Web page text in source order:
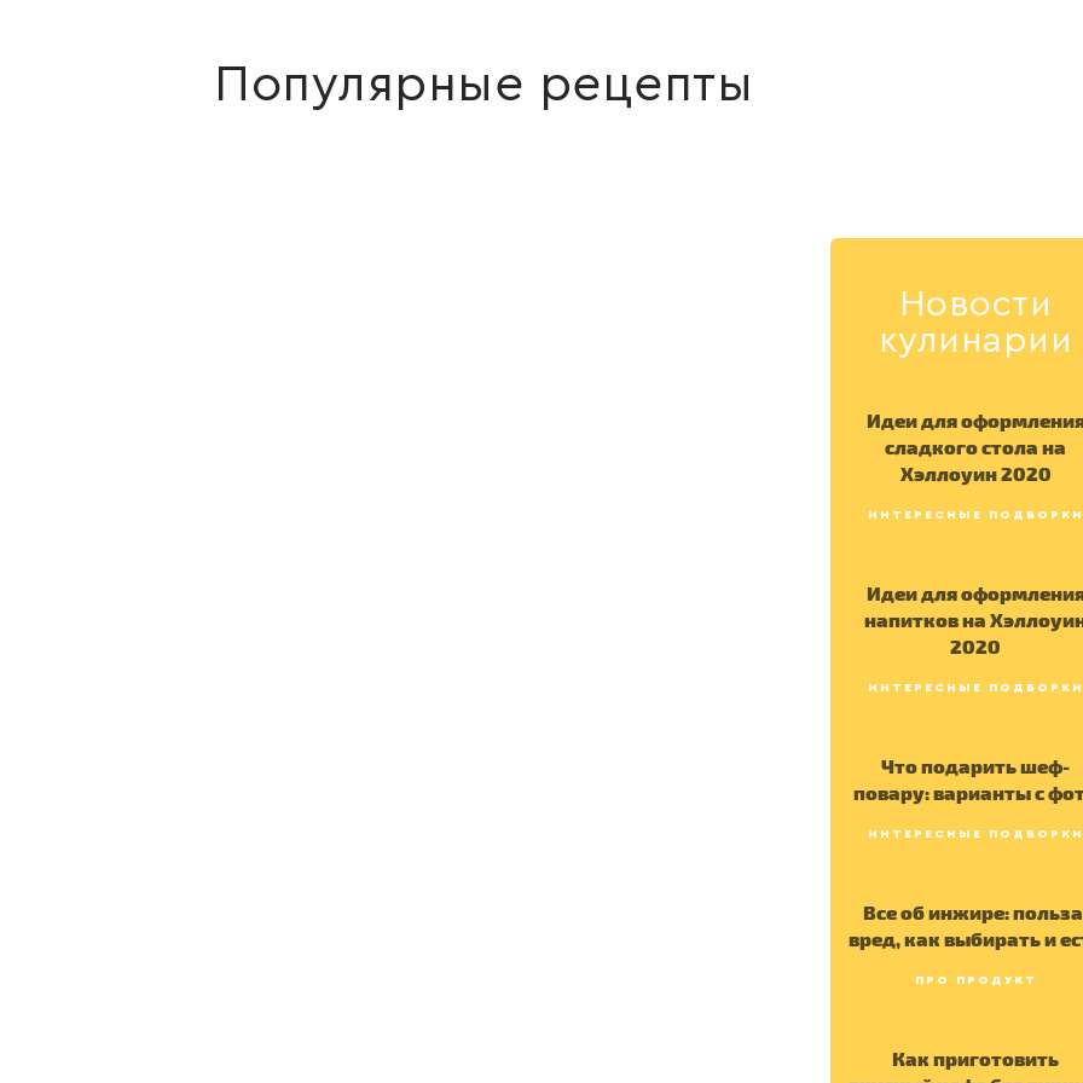
Популярные рецепты
Новости
кулинарии
Идеи для
сладкого стола на
Хэллоуин 2020
ИНТЕРЕСНЫЕ ПОДБОРКИ
Идеи для
напитков на
2020
ИНТЕРЕСНЫЕ ПОДБОРКИ
Что подарить шеф-
повару: варианты с
ИНТЕРЕСНЫЕ ПОДБОРКИ
Все об инжире:
вред, как выбирать и
ПРО ПРОДУКТ
Как приготовить